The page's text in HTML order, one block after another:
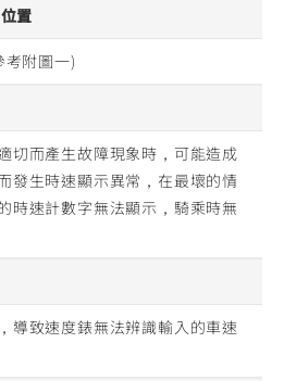
150
置
附圖一)
切而產生故障現象時，可能造成
發生時速顯示異常，在最壞的情
時速計數字無法顯示，騎乘時無
導致速度錶無法辨識輸入的車速